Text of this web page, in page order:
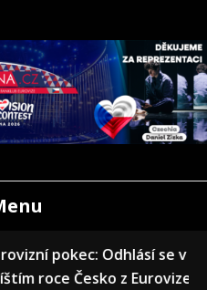
pokec: Odhlásí se v
roce Česko z Eurovize?